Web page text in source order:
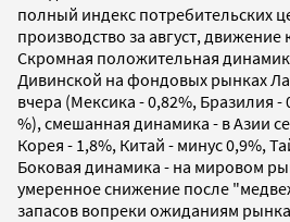
полный индекс потребительских
производство за август, движение
Скромная положительная
Дивинской на фондовых рынках
вчера (Мексика - 0,82%, Бразилия -
%), смешанная динамика - в Азии
Корея - 1,8%, Китай - минус 0,9%,
Боковая динамика - на мировом
умеренное снижение после
запасов вопреки ожиданиям